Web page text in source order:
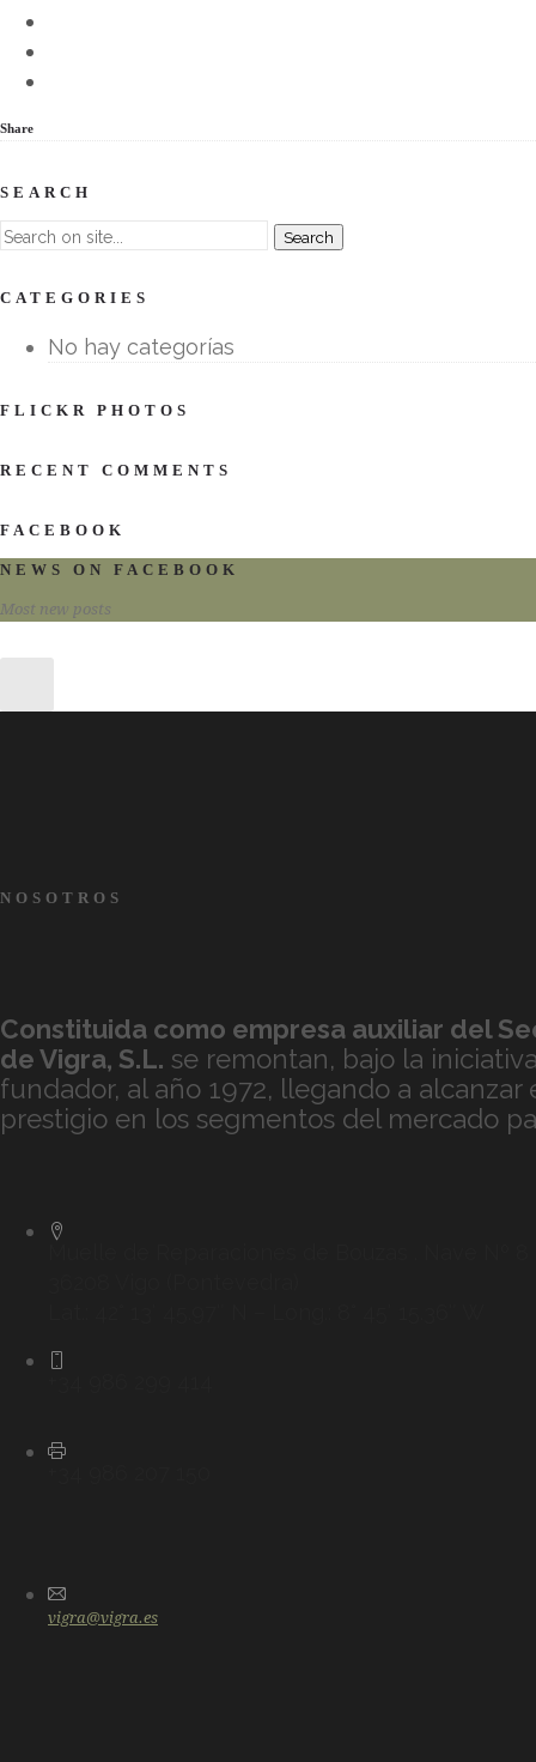
Share
SEARCH
CATEGORIES
No hay categorías
FLICKR PHOTOS
RECENT COMMENTS
FACEBOOK
NEWS ON FACEBOOK
Most new posts
NOSOTROS
Constituida como empresa auxiliar del
deVigra, S.L. se remontan, bajo la
fundador, al año 1972, llegando a
prestigio en los segmentos del mercado
vigra@vigra.es